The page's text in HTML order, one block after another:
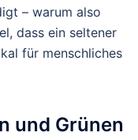
– warum also
dass ein seltener
für menschliches
und Grünen